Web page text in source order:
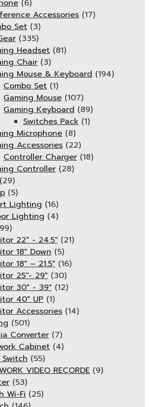
(6)
Accessories (17)
Set (3)
(335)
Headset (81)
Chair (3)
Mouse & Keyboard (194)
Combo Set (1)
Gaming Mouse (107)
Gaming Keyboard (89)
Switches Pack (1)
Microphone (8)
Accessories (22)
Controller Charger (18)
Controller (28)
(29)
(5)
Lighting (16)
Lighting (4)
22" - 24.5" (21)
18" Down (5)
18″ – 21.5″ (16)
25''- 29" (30)
30" - 39" (12)
40" UP (1)
Accessories (14)
(501)
Converter (7)
Cabinet (4)
Switch (55)
VIDEO RECORDE (9)
(53)
Wi-Fi (25)